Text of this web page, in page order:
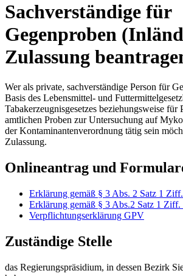
Sachverständige für
Gegenproben
Zulassung
Wer als private, sachverständige Person für
Basis des Lebensmittel- und
Tabakerzeugnisgesetzes beziehungsweise für
amtlichen Proben zur Untersuchung auf
der Kontaminantenverordnung tätig sein
Zulassung.
Onlineantrag und
Erklärung gemäß § 3 Abs. 2 Satz 1
Erklärung gemäß § 3 Abs.2 Satz 1
Verpflichtungserklärung GPV
Zuständige Stelle
das Regierungspräsidium, in dessen Bezirk